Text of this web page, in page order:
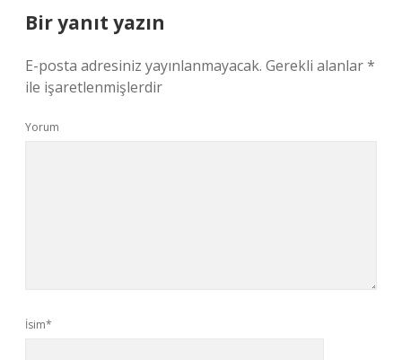
Bir yanıt yazın
E-posta adresiniz yayınlanmayacak. Gerekli alanlar*
ile işaretlenmişlerdir
Yorum
İsim*